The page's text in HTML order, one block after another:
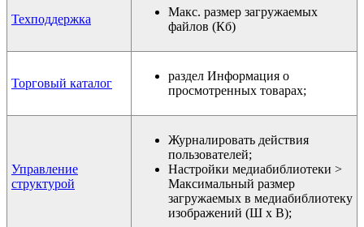
Техподдержка
Макс. размер загружаемых
файлов (Кб)
Торговый каталог
раздел Информация о
просмотренных товарах;
Управление
структурой
Журналировать действия
пользователей;
Настройки медиабиблиотеки >
Максимальный размер
загружаемых в медиабиблиотеку
изображений (Ш х В);